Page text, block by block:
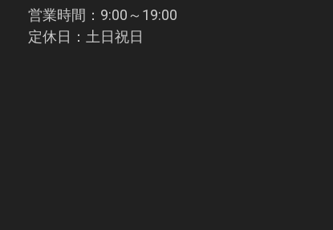
営業時間：9:00～19:00
定休日：土日祝日